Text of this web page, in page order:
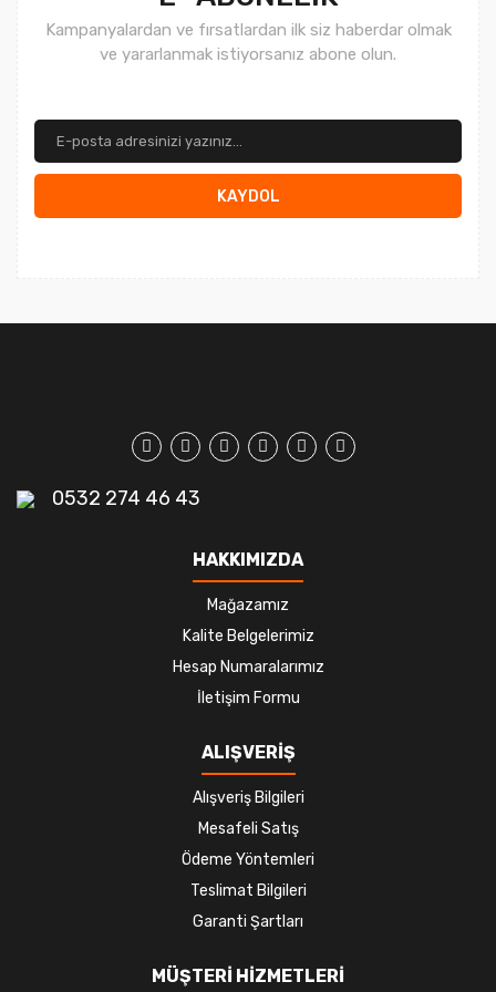
Kampanyalardan ve fırsatlardan ilk siz haberdar olmak
ve yararlanmak istiyorsanız abone olun.
KAYDOL
0532 274 46 43
HAKKIMIZDA
Mağazamız
Kalite Belgelerimiz
Hesap Numaralarımız
İletişim Formu
ALIŞVERİŞ
Alışveriş Bilgileri
Mesafeli Satış
Ödeme Yöntemleri
Teslimat Bilgileri
Garanti Şartları
MÜŞTERİ HİZMETLERİ